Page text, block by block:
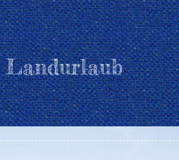
Landurlaub